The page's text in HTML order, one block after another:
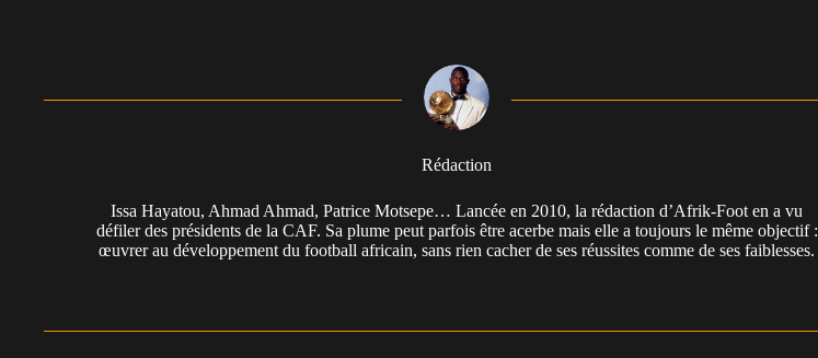
Rédaction
Issa Hayatou, Ahmad Ahmad, Patrice Motsepe… Lancée en 2010, la rédaction d’Afrik-Foot en a vu
défiler des présidents de la CAF. Sa plume peut parfois être acerbe mais elle a toujours le même objectif :
œuvrer au développement du football africain, sans rien cacher de ses réussites comme de ses faiblesses.